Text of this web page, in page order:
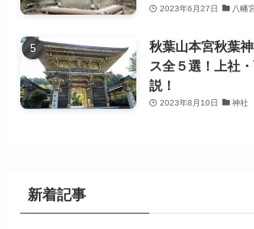
2023年6月27日 八幡
秋葉山本宮秋葉
ス全５選！上社
説！
2023年8月10日 神社
新着記事